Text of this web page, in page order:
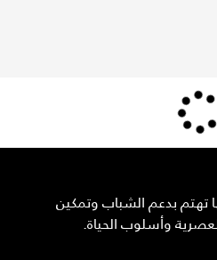
تهتم بدعم الشباب وتمكين
وأسلوب الحياة.